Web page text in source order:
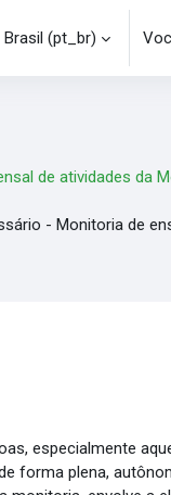
‎(pt_br)‎
de atividades da
- Monitoria de
especialmente
forma plena,